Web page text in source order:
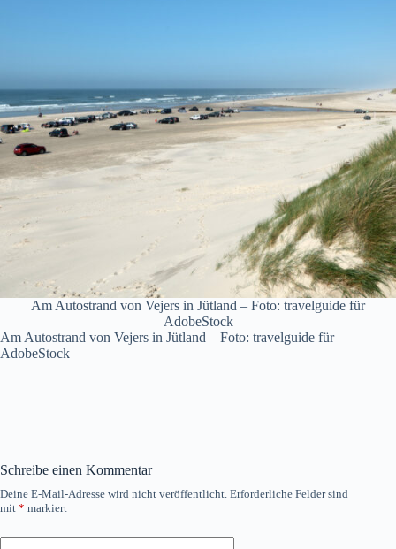
Am Autostrand von Vejers in Jütland – Foto: travelguide für
AdobeStock
Am Autostrand von Vejers in Jütland – Foto: travelguide für
AdobeStock
Schreibe einen Kommentar
Deine E-Mail-Adresse wird nicht veröffentlicht. Erforderliche Felder sind
mit * markiert